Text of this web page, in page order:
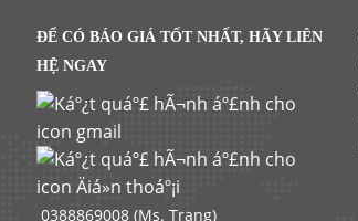
ĐỂ CÓ BÁO GIÁ TỐT NHẤT, HÃY LIÊN
HỆ NGAY
0388869008 (Ms. Trang)